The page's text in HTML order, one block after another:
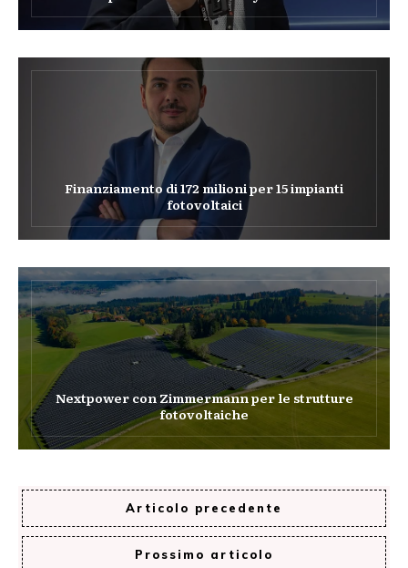
Finanziamento di 172 milioni per 15 impianti
fotovoltaici
Nextpower con Zimmermann per le strutture
fotovoltaiche
Articolo precedente
Prossimo articolo